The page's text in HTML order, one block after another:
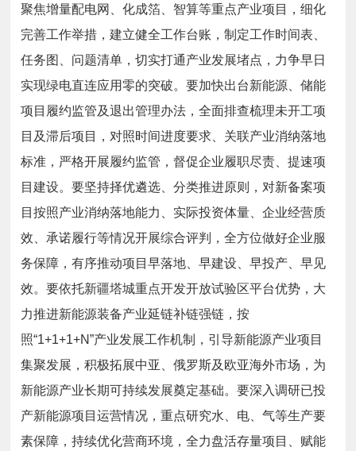
聚焦增量配电网、化成箔、智算等重点产业项目，细化
完善工作举措，建立健全工作台账，制定工作时间表、
任务图、问题清单，切实打通产业发展堵点，力争早日
实现绿电直连应用零的突破。要加快出台新能源、储能
项目履约监管及退出管理办法，全面排查梳理未开工项
目及滞后项目，对照时间进度要求、关联产业消纳落地
标准，严格开展履约监管，督促企业履职尽责、提速项
目建设。要坚持择优遴选、分类推进原则，对新备案项
目按照产业消纳落地能力、实际投资体量、企业经营质
效、承诺履行等情况开展综合评判，全方位做好企业服
务保障，有序推动项目早落地、早建设、早投产、早见
效。要依托新疆塔城重点开发开放试验区平台优势，大
力推进新能源装备产业延链补链强链，按
照“1+1+1+N”产业发展工作机制，引导新能源产业项目
集聚发展，积极拓展中亚、俄罗斯及欧亚海外市场，为
新能源产业长期可持续发展奠定基础。要深入调研已投
产新能源项目运营情况，重点研究水、电、气等生产要
素保障，持续优化营商环境，全力盘活存量项目、赋能